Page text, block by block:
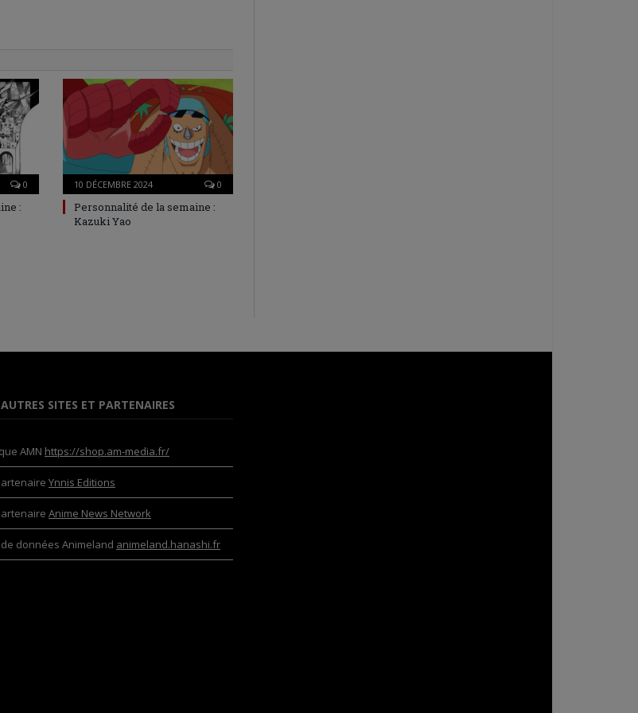
0
:
10 DÉCEMBRE 2024 0
Personnalité de la semaine :
Kazuki Yao
SITES ET PARTENAIRES
AMN https://shop.am-media.fr/
Ynnis Editions
Anime News Network
données Animeland animeland.hanashi.fr